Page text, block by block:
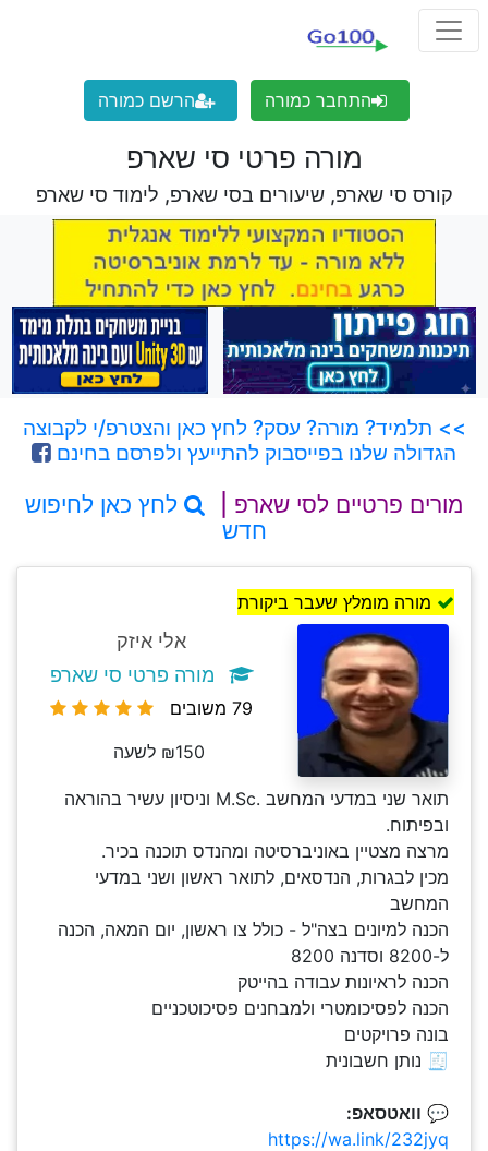
התחבר כמורה הרשם כמורה
מורה פרטי סי שארפ
קורס סי שארפ, שיעורים בסי שארפ, לימוד סי שארפ
>> תלמיד? מורה? עסק? לחץ כאן והצטרפ/י לקבוצה
הגדולה שלנו בפייסבוק להתייעץ ולפרסם בחינם
מורים פרטיים לסי שארפ |
לחץ כאן לחיפוש
חדש
מורה מומלץ שעבר ביקורת
אלי איזק
מורה פרטי סי שארפ
79 משובים
₪150 לשעה
תואר שני במדעי המחשב .M.Sc וניסיון עשיר בהוראה
ובפיתוח.
מרצה מצטיין באוניברסיטה ומהנדס תוכנה בכיר.
מכין לבגרות, הנדסאים, לתואר ראשון ושני במדעי
המחשב
הכנה למיונים בצה"ל - כולל צו ראשון, יום המאה, הכנה
ל-8200 וסדנה 8200
הכנה לראיונות עבודה בהייטק
הכנה לפסיכומטרי ולמבחנים פסיכוטכניים
בונה פרויקטים
🧾 נותן חשבונית
💬 וואטסאפ:
https://wa.link/232jyq